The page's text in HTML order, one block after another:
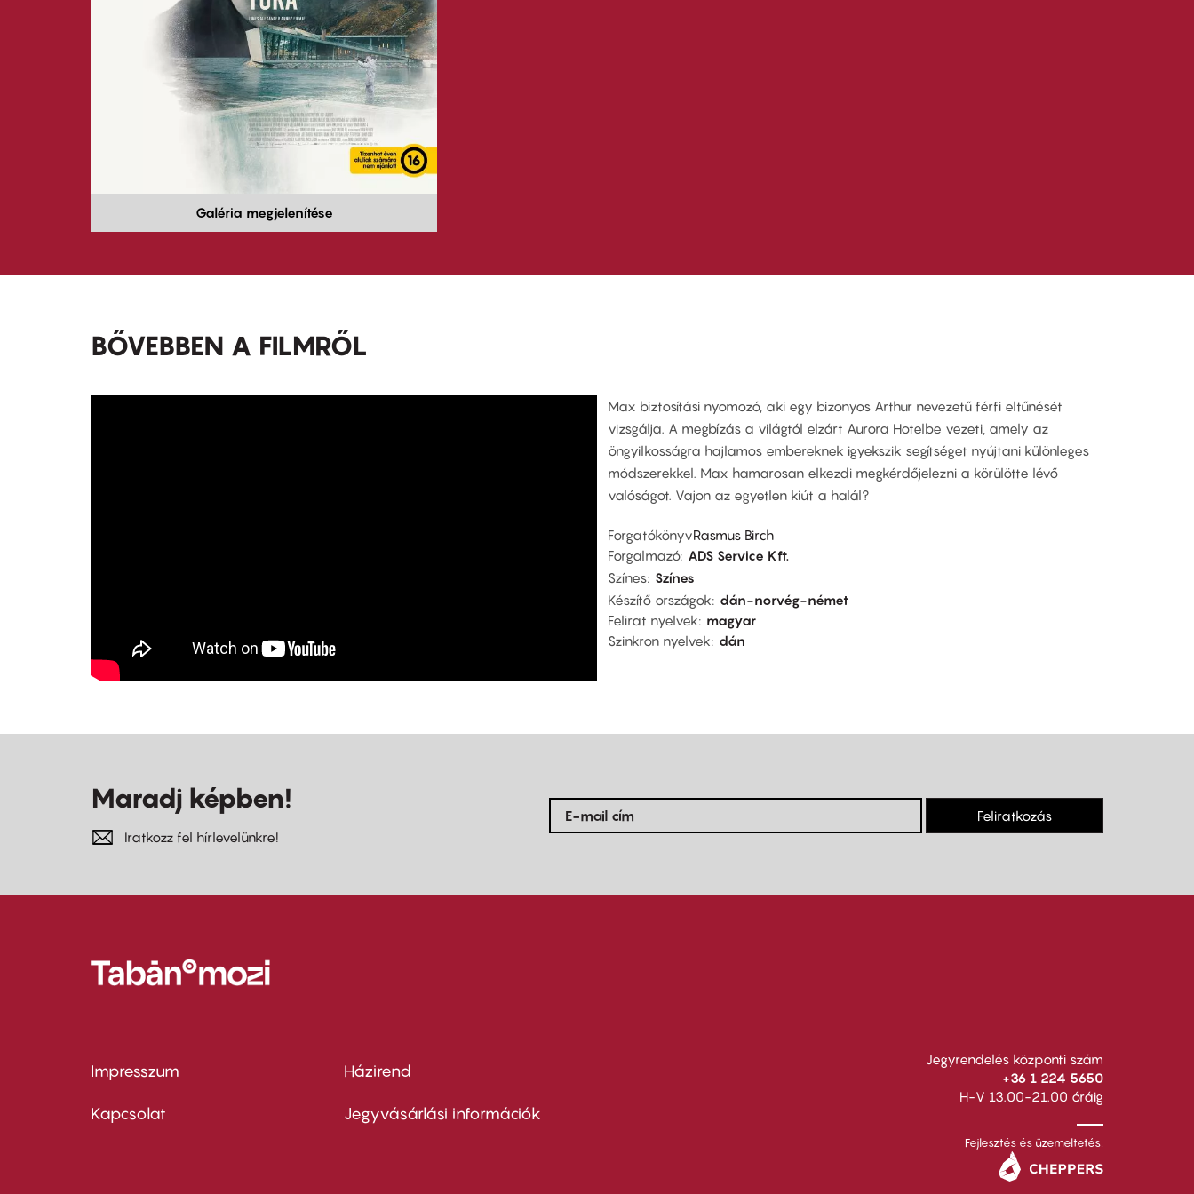
Galéria megjelenítése
BŐVEBBEN A FILMRŐL
Max biztosítási nyomozó, aki egy bizonyos Arthur nevezetű férfi eltűnését
vizsgálja. A megbízás a világtól elzárt Aurora Hotelbe vezeti, amely az
öngyilkosságra hajlamos embereknek igyekszik segítséget nyújtani különleges
módszerekkel. Max hamarosan elkezdi megkérdőjelezni a körülötte lévő
valóságot. Vajon az egyetlen kiút a halál?
ForgatókönyvRasmus Birch
Forgalmazó ADS Service Kft.
Színes Színes
Készítő országok
dán-norvég-német
Felirat nyelvek
magyar
Szinkron nyelvek
dán
Maradj képben!
Iratkozz fel hírlevelünkre!
Feliratkozás
Footer
menu
Impresszum
Kapcsolat
Footer
menu
Házirend
Jegyvásárlási információk
Jegyrendelés központi szám
+36 1 224 5650
H-V 13.00-21.00 óráig
Fejlesztés és üzemeltetés: